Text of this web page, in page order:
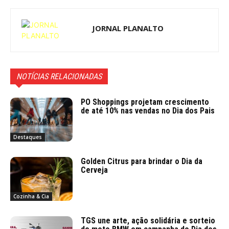
JORNAL PLANALTO
NOTÍCIAS RELACIONADAS
Destaques
PO Shoppings projetam crescimento
de até 10% nas vendas no Dia dos Pais
Cozinha & Cia
Golden Citrus para brindar o Dia da
Cerveja
TGS une arte, ação solidária e sorteio